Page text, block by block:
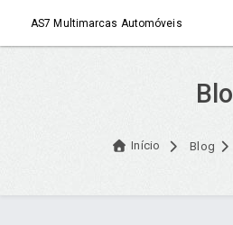
AS7 Multimarcas Automóveis
Início Blog